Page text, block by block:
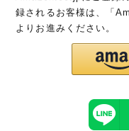
録されるお客様は、「
よりお進みください。